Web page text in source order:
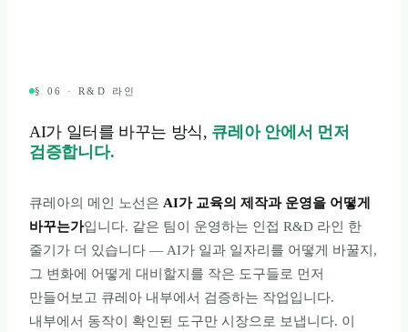
§ 06 · R&D 라인
AI가 일터를 바꾸는 방식, 큐레아 안에서 먼저
검증합니다.
큐레아의 메인 노선은 AI가 교육의 제작과 운영을 어떻게
바꾸는가입니다. 같은 팀이 운영하는 인접 R&D 라인 한
줄기가 더 있습니다 — AI가 일과 일자리를 어떻게 바꿀지,
그 변화에 어떻게 대비할지를 작은 도구들로 먼저
만들어보고 큐레아 내부에서 검증하는 작업입니다.
내부에서 동작이 확인된 도구만 시장으로 보냅니다. 이